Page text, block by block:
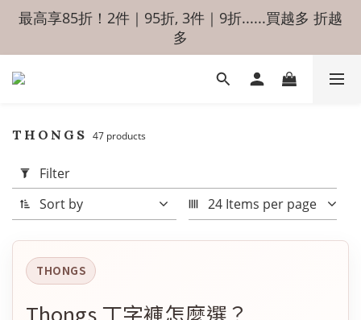
最高享85折！2件｜95折, 3件｜9折......買越多 折越
多
Filter
(0/20)
Price
(NT$)
THONGS 47 products
Filter
Sort by
24 Items per page
THONGS
Thongs 丁字褲怎麼選？